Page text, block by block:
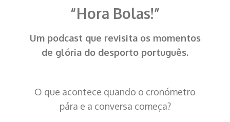
“Hora Bolas!”
Um podcast que revisita os momentos
de glória do desporto português.
O que acontece quando o cronómetro
pára e a conversa começa?